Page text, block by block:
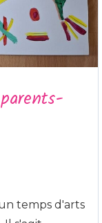
temps d'arts